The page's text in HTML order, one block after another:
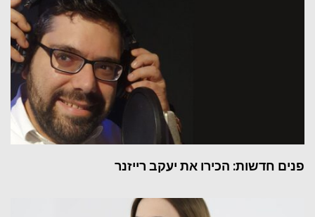
פנים חדשות: הכירו את יעקב רייזנר